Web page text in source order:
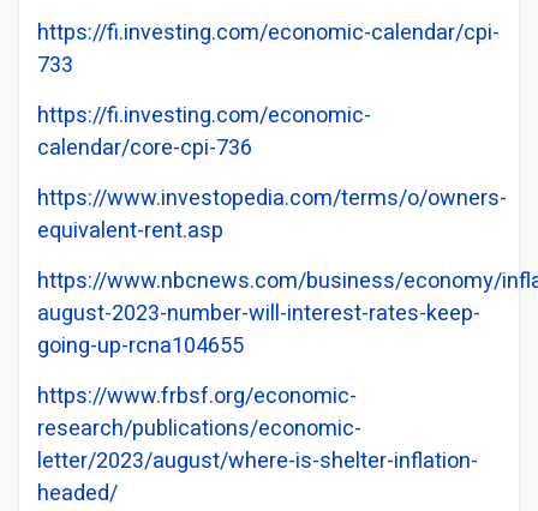
https://fi.investing.com/economic-calendar/cpi-
733
https://fi.investing.com/economic-
calendar/core-cpi-736
https://www.investopedia.com/terms/o/owners-
equivalent-rent.asp
https://www.nbcnews.com/business/economy/
august-2023-number-will-interest-rates-keep-
going-up-rcna104655
https://www.frbsf.org/economic-
research/publications/economic-
letter/2023/august/where-is-shelter-inflation-
headed/